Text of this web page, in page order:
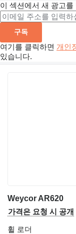
이 섹션에서 새 광고
구독
여기를 클릭하면 개인
있습니다.
Weycor AR620
가격은 요청 시 공개
휠 로더